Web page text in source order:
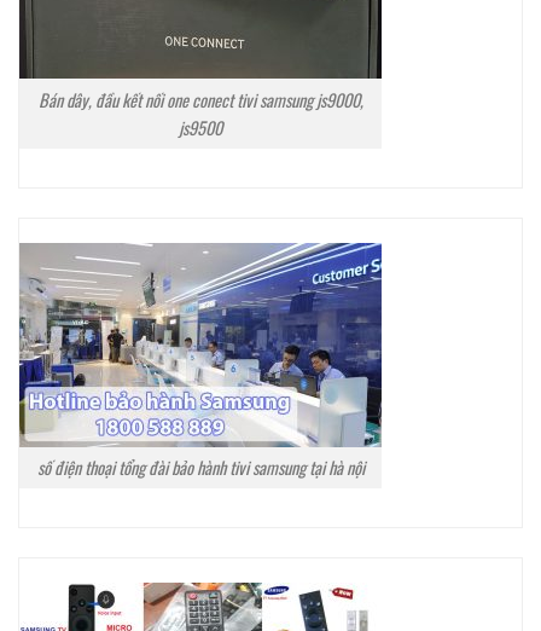
Bán dây, đầu kết nối one conect tivi samsung js9000,
js9500
số điện thoại tổng đài bảo hành tivi samsung tại hà nội